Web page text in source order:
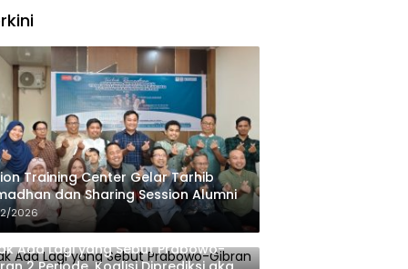
Training Center Gelar Tarhib
dan Sharing Session Alumni
2026
Ada Lagi yang Sebut Prabowo-